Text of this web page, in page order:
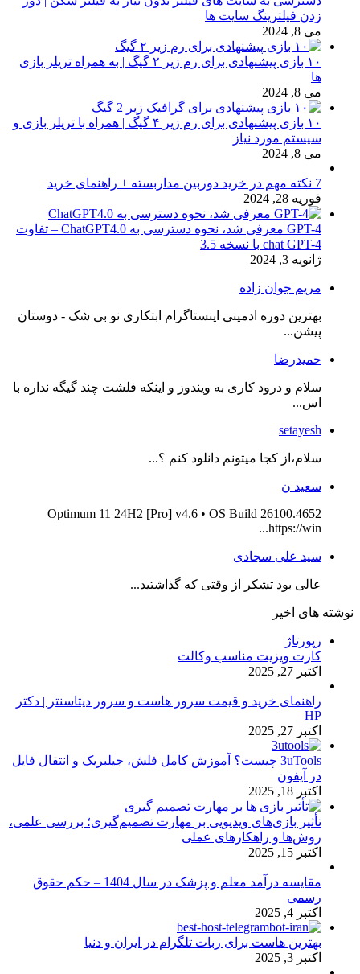
زدن فیلترینگ سایت ها
می 8, 2024
۱۰ بازی پیشنهادی برای رم زیر ۲ گیگ | به همراه تریلر بازی
ها
می 8, 2024
۱۰ بازی پیشنهادی برای رم زیر ۴ گیگ | همراه با تریلر بازی و
سیستم مورد نیاز
می 8, 2024
7 نکته مهم در خرید دوربین مداربسته + راهنمای خرید
فوریه 28, 2024
GPT-4 معرفی شد، نحوه دسترسی به ChatGPT4.0 – تفاوت
chat GPT-4 با نسخه 3.5
ژانویه 3, 2024
مریم جوان زاده
بهترین دوره ادمینی اینستاگرام ابتکاری نو بی شک - دوستان
پیشن...
حمیدرضا
سلام و درود کاری به ویندوز و اینکه فلشت چند گیگه نداره با
اس...
setayesh
سلام،از کجا میتونم دانلود کنم ؟...
سعید ن
Optimum 11 24H2 [Pro] v4.6 • OS Build 26100.4652
https://win...
سید علی سجادی
عالی بود تشکر از وقتی که گذاشتید...
نوشته های اخیر
رپورتاژ
کارت ویزیت مناسب وکالت
اکتبر 27, 2025
راهنمای خرید و قیمت سرور هاست و سرور دیتاسنتر | دکتر
HP
اکتبر 27, 2025
3uTools چیست؟ آموزش کامل فلش، جیلبریک و انتقال فایل
در آیفون
اکتبر 18, 2025
تأثیر بازی‌های ویدیویی بر مهارت تصمیم‌گیری؛ بررسی علمی،
روش‌ها و راهکارهای عملی
اکتبر 15, 2025
مقایسه درآمد معلم و پزشک در سال 1404 – حکم حقوق
رسمی
اکتبر 4, 2025
بهترین هاست برای ربات تلگرام در ایران و دنیا
اکتبر 3, 2025